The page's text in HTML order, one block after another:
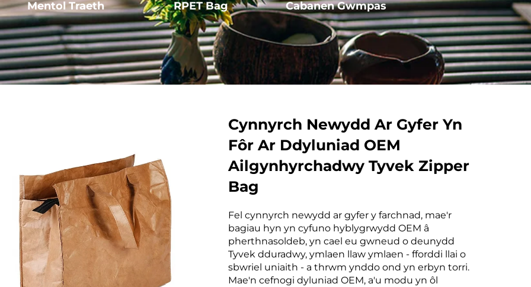
Mentol Traeth RPET Bag Cabanen Gwmpas Cabanen Llyfrgell
Cynnyrch Newydd Ar Gyfer Yn
Fôr Ar Ddyluniad OEM
Ailgynhyrchadwy Tyvek Zipper
Bag
Fel cynnyrch newydd ar gyfer y farchnad, mae'r
bagiau hyn yn cyfuno hyblygrwydd OEM â
pherthnasoldeb, yn cael eu gwneud o deunydd
Tyvek dduradwy, ymlaen llaw ymlaen - fforddi llai o
sbwriel uniaith - a thrwm ynddo ond yn erbyn torri.
Mae'n cefnogi dyluniad OEM, a'u modu yn ôl